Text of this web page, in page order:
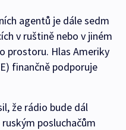
agentů je dále sedm
v ruštině nebo v jiném
prostoru. Hlas Ameriky
finančně podporuje
že rádio bude dál
posluchačům